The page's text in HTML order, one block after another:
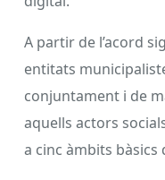
A partir de l’acord
entitats
conjuntament i de
aquells actors
a cinc àmbits bàsics